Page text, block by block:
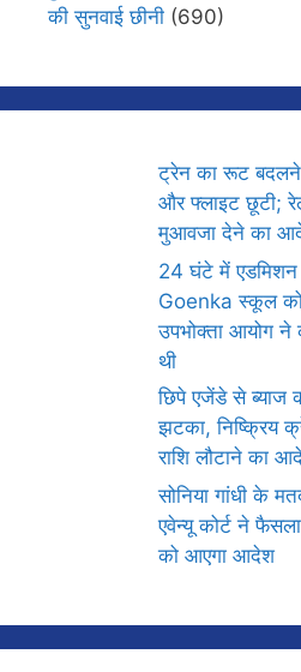
की सुनवाई छीनी (690)
ट्रेन का रूट बदलने
और फ्लाइट छूटी;
मुआवजा देने का
24 घंटे में एडमिशन
Goenka स्कूल
उपभोक्ता आयोग ने
थी
छिपे एजेंडे से ब्याज
झटका, निष्क्रिय
राशि लौटाने का
सोनिया गांधी के
एवेन्यू कोर्ट ने
को आएगा आदेश